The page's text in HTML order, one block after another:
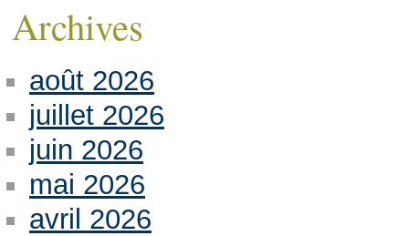
Archives
août 2026
juillet 2026
juin 2026
mai 2026
avril 2026